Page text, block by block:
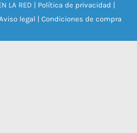
LA RED | Política de privacidad |
legal | Condiciones de compra